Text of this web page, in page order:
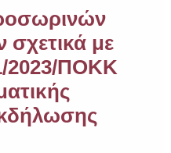
με
2023/ΠΟΚΚ